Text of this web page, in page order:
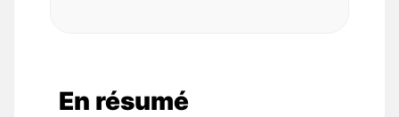
En résumé